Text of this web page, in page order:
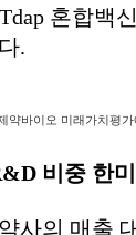
혼합백
.
약바이오 미래가치평
비중 한
사의 매출